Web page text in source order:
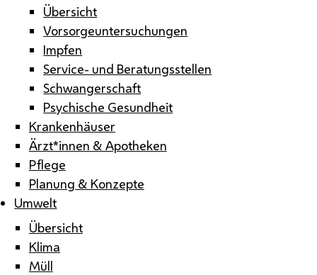
Übersicht
Vorsorgeuntersuchungen
Impfen
Service- und Beratungsstellen
Schwangerschaft
Psychische Gesundheit
Krankenhäuser
Ärzt*innen & Apotheken
Pflege
Planung & Konzepte
Umwelt
Übersicht
Klima
Müll